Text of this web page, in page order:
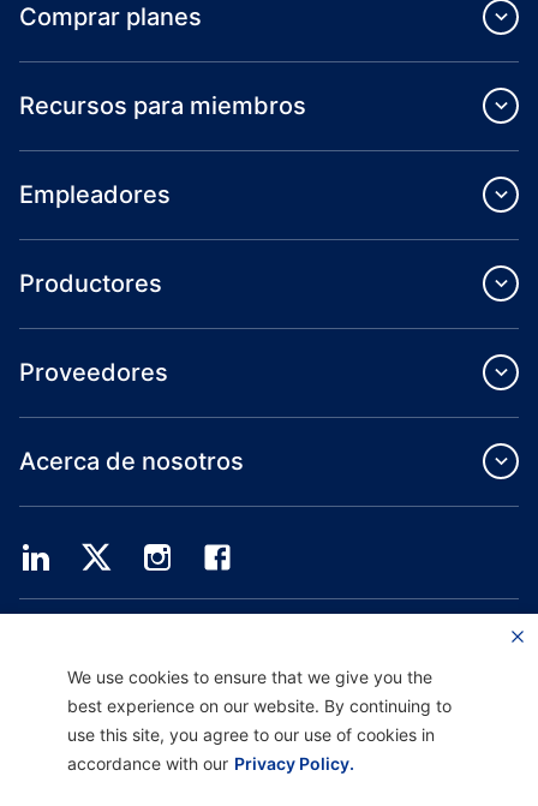
Comprar planes
Recursos para miembros
Empleadores
Productores
Proveedores
Acerca de nosotros
Providence Health Assurance es un HMO, HMO-POS y HMO SNP con contratos
depende de la renovación del contrato.
We use cookies to ensure that we give you the
best experience on our website. By continuing to
use this site, you agree to our use of cookies in
accordance with our Privacy Policy.